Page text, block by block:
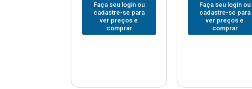
Faça seu login ou
cadastre-se para
ver preços e
comprar
Faça seu login ou
cadastre-se para
ver preços e
comprar